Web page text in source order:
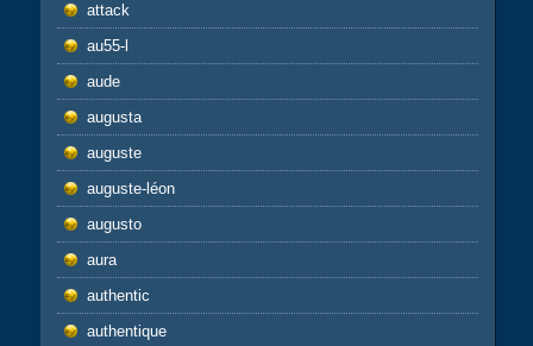
attack
au55-l
aude
augusta
auguste
auguste-léon
augusto
aura
authentic
authentique